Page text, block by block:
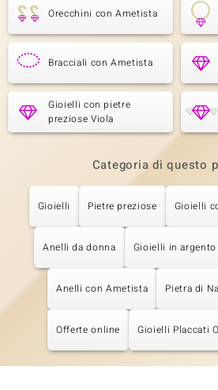
Orecchini con Ametista
Bracciali con Ametista
Gioielli con pietre
preziose Viola
Categoria di questo
Gioielli Pietre preziose Gioielli
Anelli da donna Gioielli in argento
Anelli con Ametista Pietra di
Offerte online Gioielli Placcati